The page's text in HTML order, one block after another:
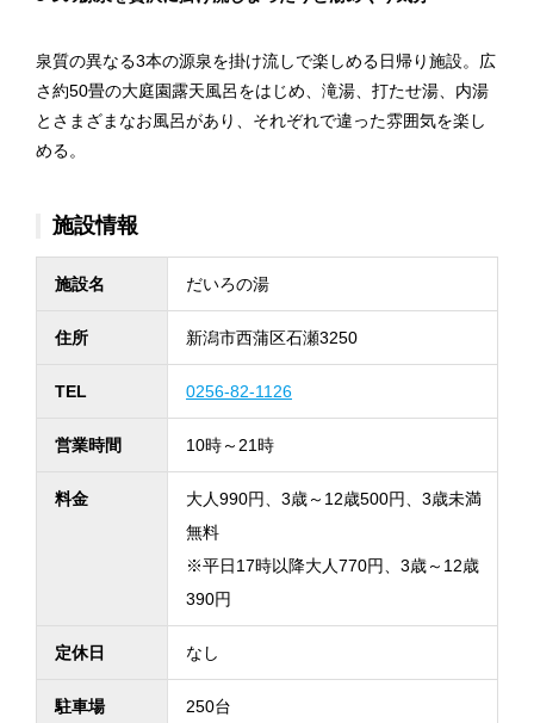
泉質の異なる3本の源泉を掛け流しで楽しめる日帰り施設。広
さ約50畳の大庭園露天風呂をはじめ、滝湯、打たせ湯、内湯
とさまざまなお風呂があり、それぞれで違った雰囲気を楽し
める。
施設情報
施設名 だいろの湯
住所 新潟市西蒲区石瀬3250
TEL 0256-82-1126
営業時間 10時～21時
料金
大人990円、3歳～12歳500円、3歳未満
無料
※平日17時以降大人770円、3歳～12歳
390円
定休日 なし
駐車場 250台